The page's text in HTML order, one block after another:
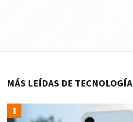
MÁS LEÍDAS DE TECNOLOGÍA